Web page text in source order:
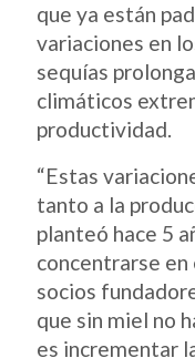
que ya están
variaciones en
sequías
climáticos
productividad.
“Estas
tanto a la
planteó hace 5
concentrarse en
socios
que sin miel no
es incrementar